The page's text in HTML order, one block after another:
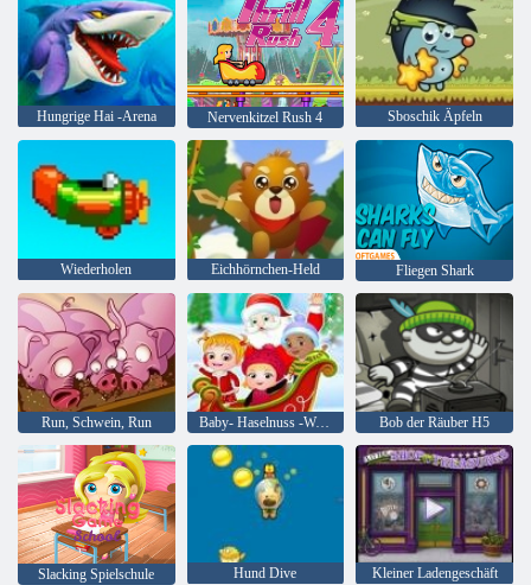
Hungrige Hai -Arena Nervenkitzel Rush 4 Sboschik Äpfeln
Wiederholen Eichhörnchen-Held Fliegen Shark
Run, Schwein, Run Baby- Haselnuss -Weihnachtsüberraschung Bob der Räuber H5
Slacking Spielschule Hund Dive Kleiner Ladengeschäft